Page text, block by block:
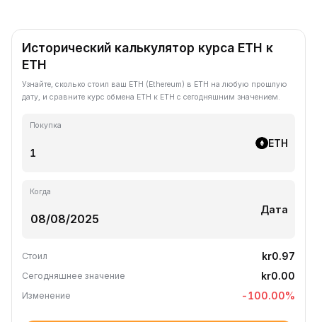
Исторический калькулятор курса ETH к
ETH
Узнайте, сколько стоил ваш ETH (Ethereum) в ETH на любую прошлую
дату, и сравните курс обмена ETH к ETH с сегодняшним значением.
Покупка
ETH
Когда
Дата
Стоил kr0.97
Сегодняшнее значение kr0.00
Изменение -100.00%